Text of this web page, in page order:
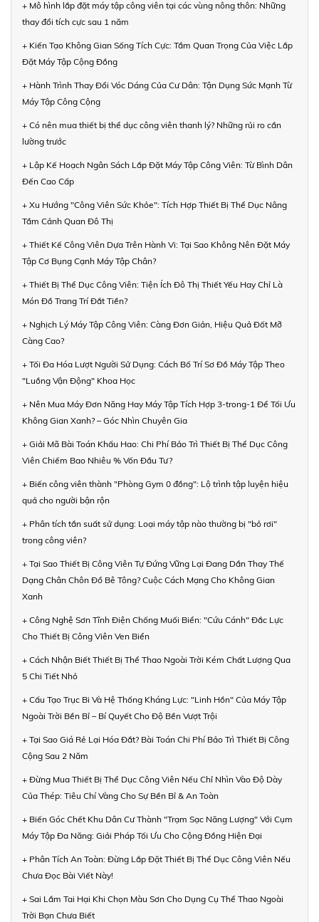
+ Mô hình lắp đặt máy tập công viên tại các vùng nông thôn: Những
thay đổi tích cực sau 1 năm
+ Kiến Tạo Không Gian Sống Tích Cực: Tầm Quan Trọng Của Việc Lắp
Đặt Máy Tập Cộng Đồng
+ Hành Trình Thay Đổi Vóc Dáng Của Cư Dân: Tận Dụng Sức Mạnh Từ
Máy Tập Công Cộng
+ Có nên mua thiết bị thể dục công viên thanh lý? Những rủi ro cần
lường trước
+ Lập Kế Hoạch Ngân Sách Lắp Đặt Máy Tập Công Viên: Từ Bình Dân
Đến Cao Cấp
+ Xu Hướng "Công Viên Sức Khỏe": Tích Hợp Thiết Bị Thể Dục Nâng
Tầm Cảnh Quan Đô Thị
+ Thiết Kế Công Viên Dựa Trên Hành Vi: Tại Sao Không Nên Đặt Máy
Tập Cơ Bụng Cạnh Máy Tập Chân?
+ Thiết Bị Thể Dục Công Viên: Tiện Ích Đô Thị Thiết Yếu Hay Chỉ Là
Món Đồ Trang Trí Đắt Tiền?
+ Nghịch Lý Máy Tập Công Viên: Càng Đơn Giản, Hiệu Quả Đốt Mỡ
Càng Cao?
+ Tối Đa Hóa Lượt Người Sử Dụng: Cách Bố Trí Sơ Đồ Máy Tập Theo
"Luồng Vận Động" Khoa Học
+ Nên Mua Máy Đơn Năng Hay Máy Tập Tích Hợp 3-trong-1 Để Tối Ưu
Không Gian Xanh? – Góc Nhìn Chuyên Gia
+ Giải Mã Bài Toán Khấu Hao: Chi Phí Bảo Trì Thiết Bị Thể Dục Công
Viên Chiếm Bao Nhiêu % Vốn Đầu Tư?
+ Biến công viên thành "Phòng Gym 0 đồng": Lộ trình tập luyện hiệu
quả cho người bận rộn
+ Phân tích tần suất sử dụng: Loại máy tập nào thường bị "bỏ rơi"
trong công viên?
+ Tại Sao Thiết Bị Công Viên Tự Đứng Vững Lại Đang Dần Thay Thế
Dạng Chân Chôn Đổ Bê Tông? Cuộc Cách Mạng Cho Không Gian
Xanh
+ Công Nghệ Sơn Tĩnh Điện Chống Muối Biển: "Cứu Cánh" Đắc Lực
Cho Thiết Bị Công Viên Ven Biển
+ Cách Nhận Biết Thiết Bị Thể Thao Ngoài Trời Kém Chất Lượng Qua
5 Chi Tiết Nhỏ
+ Cấu Tạo Trục Bi Và Hệ Thống Kháng Lực: "Linh Hồn" Của Máy Tập
Ngoài Trời Bền Bỉ – Bí Quyết Cho Độ Bền Vượt Trội
+ Tại Sao Giá Rẻ Lại Hóa Đắt? Bài Toán Chi Phí Bảo Trì Thiết Bị Công
Cộng Sau 2 Năm
+ Đừng Mua Thiết Bị Thể Dục Công Viên Nếu Chỉ Nhìn Vào Độ Dày
Của Thép: Tiêu Chí Vàng Cho Sự Bền Bỉ & An Toàn
+ Biến Góc Chết Khu Dân Cư Thành "Trạm Sạc Năng Lượng" Với Cụm
Máy Tập Đa Năng: Giải Pháp Tối Ưu Cho Cộng Đồng Hiện Đại
+ Phân Tích An Toàn: Đừng Lắp Đặt Thiết Bị Thể Dục Công Viên Nếu
Chưa Đọc Bài Viết Này!
+ Sai Lầm Tai Hại Khi Chọn Màu Sơn Cho Dụng Cụ Thể Thao Ngoài
Trời Bạn Chưa Biết